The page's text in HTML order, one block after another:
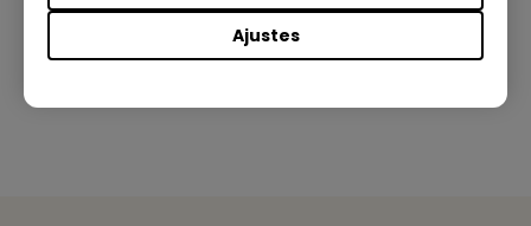
Ajustes
¿Le ha resultado útil esta información?